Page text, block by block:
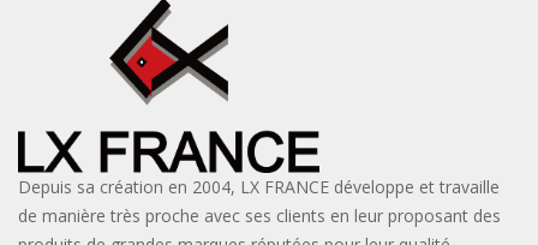
Depuis sa création en 2004, LX FRANCE développe et travaille
de manière très proche avec ses clients en leur proposant des